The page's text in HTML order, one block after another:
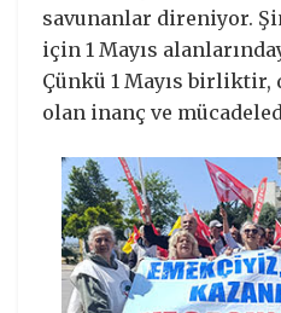
savunanlar direniyor.
için 1 Mayıs
Çünkü 1 Mayıs birliktir,
olan inanç ve